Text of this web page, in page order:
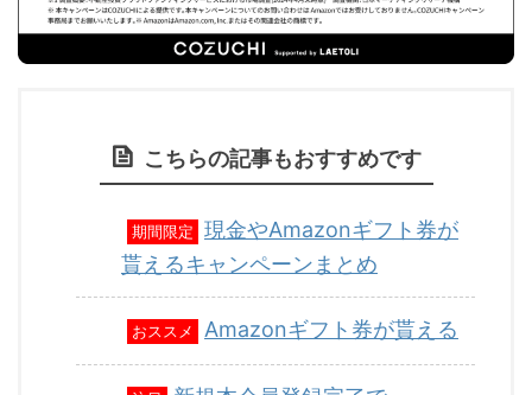
こちらの記事もおすすめです
期間限定
現金やAmazonギフト券が
貰えるキャンペーンまとめ
おススメ Amazonギフト券が貰える